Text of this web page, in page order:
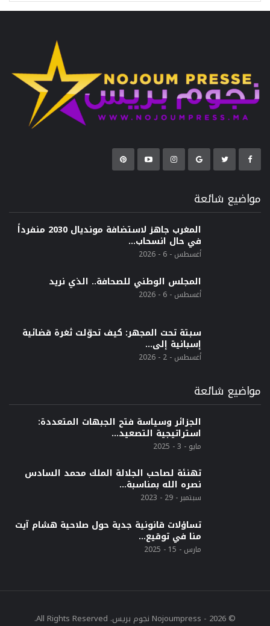
مواضيع شائعة
المغرب جاهز لاستضافة مونديال 2030 منفرداً
في حال انسحاب…
أغسطس - 6 - 2026
المجلس الوطني للصحافة.. الذي نريد
أغسطس - 6 - 2026
سبتة تحت المجهر: كيف تحوّلت ثغرة قضائية
إسبانية إلى…
أغسطس - 2 - 2026
مواضيع شائعة
الجزائر وسياسة فتح الجبهات المتعددة:
استراتيجية التصعيد…
مايو - 3 - 2025
تهنئة لصاحب الجلالة الملك محمد السادس
نصره الله بمناسبة…
سبتمبر - 29 - 2023
تساؤلات قانونية جدية حول صلاحية هشام آيت
منا في توقيع…
مارس - 15 - 2025
© 2026 - Nojoumpress نجوم بريس. All Rights Reserved.